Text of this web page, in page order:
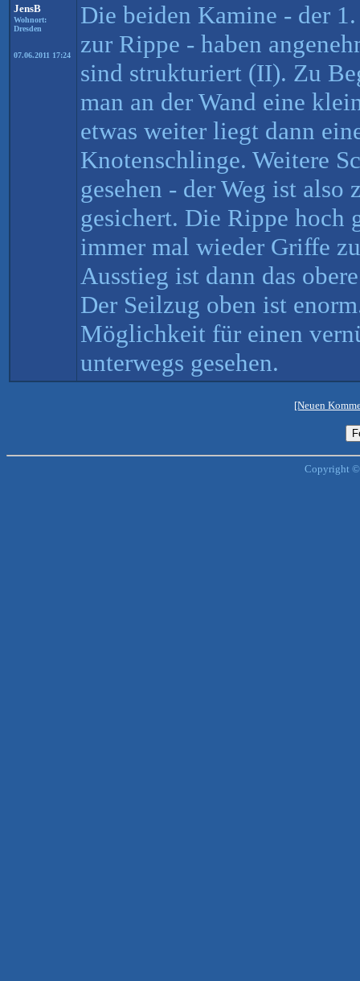
JensB
Wohnort:
Dresden
07.06.2011 17:24
Die beiden Kamine - der
zur Rippe - haben
sind strukturiert (II). Zu
man an der Wand eine
etwas weiter liegt dann
Knotenschlinge. Weitere
gesehen - der Weg ist
gesichert. Die Rippe hoch
immer mal wieder Griffe
Ausstieg ist dann das
Der Seilzug oben ist
Möglichkeit für einen
unterwegs gesehen.
[Neuen
Copyright ©